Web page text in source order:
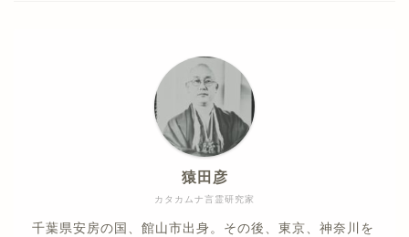
カタカムナ言霊研究家
猿田彦
千葉県安房の国、館山市出身。その後、東京、神奈川を